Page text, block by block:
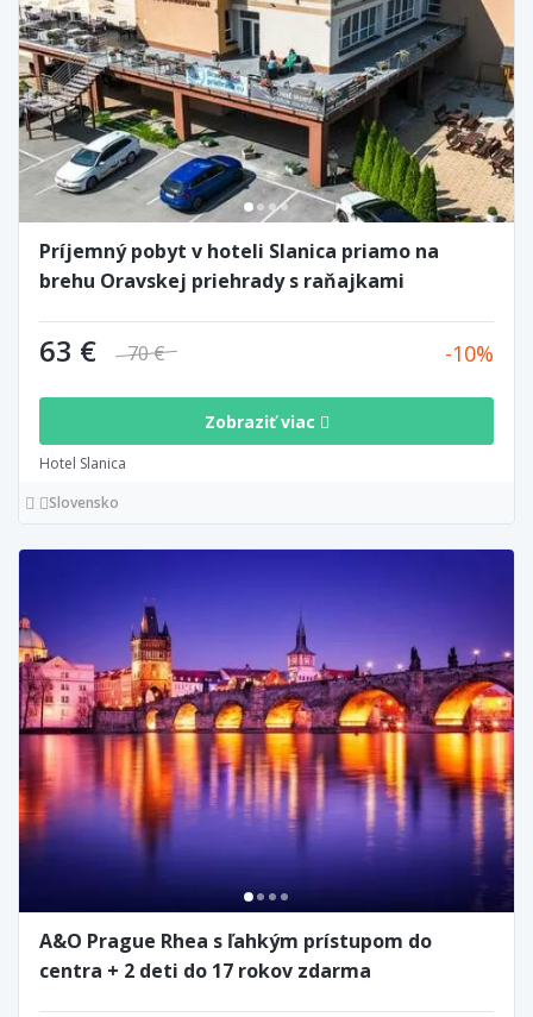
Príjemný pobyt v hoteli Slanica priamo na
brehu Oravskej priehrady s raňajkami
63 € 70 € 10
Zobraziť viac
Hotel Slanica
Slovensko
A&O Prague Rhea s ľahkým prístupom do
centra + 2 deti do 17 rokov zdarma